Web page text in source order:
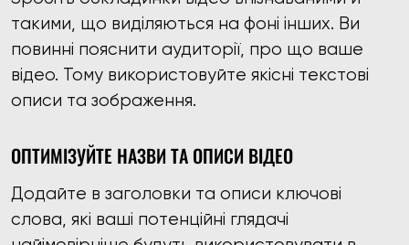
такими, що виділяються на фоні інших. Ви
повинні пояснити аудиторії, про що ваше
відео. Тому використовуйте якісні текстові
описи та зображення.
ОПТИМІЗУЙТЕ НАЗВИ ТА ОПИСИ ВІДЕО
Додайте в заголовки та описи ключові
слова, які ваші потенційні глядачі